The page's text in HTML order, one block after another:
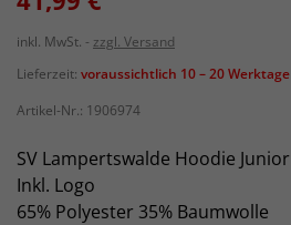
inkl. MwSt.
zzgl. Versand
Lieferzeit: voraussichtlich 10 – 20 Werktage
Artikel-Nr.: 1906974
SV Lampertswalde Hoodie Junior
Inkl. Logo
65% Polyester 35% Baumwolle